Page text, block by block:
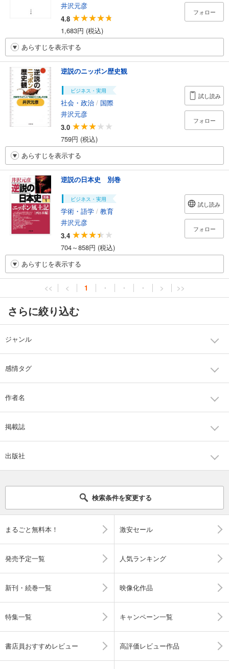
井沢元彦
4.8
1,683円 (税込)
フォロー
あらすじを表示する
逆説のニッポン歴史観
ビジネス・実用
社会・政治 / 国際
井沢元彦
3.0
759円 (税込)
試し読み
フォロー
あらすじを表示する
逆説の日本史 別巻
ビジネス・実用
学術・語学 / 教育
井沢元彦
3.4
704～858円 (税込)
試し読み
フォロー
あらすじを表示する
<< < 1 ・ ・ ・ > >>
さらに絞り込む
ジャンル
感情タグ
作者名
掲載誌
出版社
検索条件を変更する
まるごと無料本！ 激安セール
発売予定一覧 人気ランキング
新刊・続巻一覧 映像化作品
特集一覧 キャンペーン一覧
書店員おすすめレビュー 高評価レビュー作品